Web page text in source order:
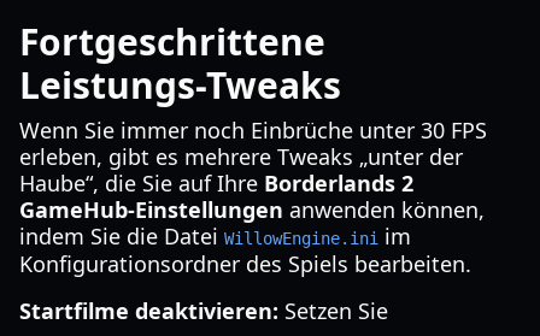
Fortgeschrittene
Leistungs-Tweaks
Wenn Sie immer noch Einbrüche unter 30 FPS
erleben, gibt es mehrere Tweaks „unter der
Haube“, die Sie auf Ihre Borderlands 2
GameHub-Einstellungen anwenden können,
indem Sie die Datei WillowEngine.ini im
Konfigurationsordner des Spiels bearbeiten.
Startfilme deaktivieren: Setzen Sie